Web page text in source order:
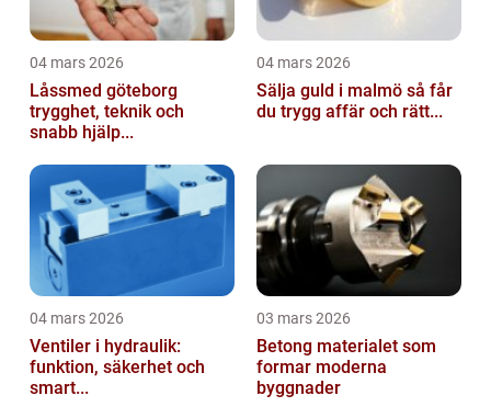
04 mars 2026
Låssmed göteborg
trygghet, teknik och
snabb hjälp...
04 mars 2026
Sälja guld i malmö så får
du trygg affär och rätt...
04 mars 2026
Ventiler i hydraulik:
funktion, säkerhet och
smart...
03 mars 2026
Betong materialet som
formar moderna
byggnader